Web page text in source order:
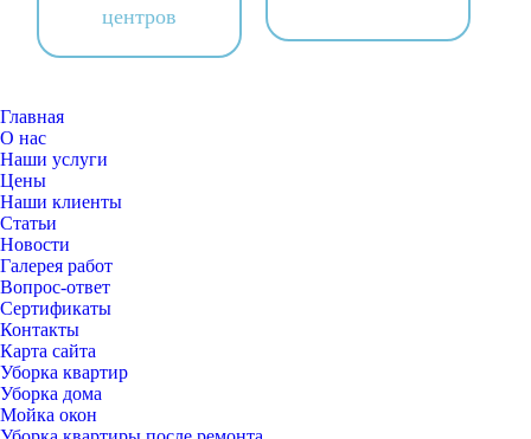
центров
Главная
О нас
Наши услуги
Цены
Наши клиенты
Статьи
Новости
Галерея работ
Вопрос-ответ
Сертификаты
Контакты
Карта сайта
Уборка квартир
Уборка дома
Мойка окон